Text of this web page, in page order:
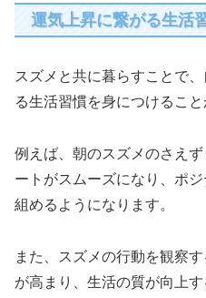
運気上昇に繋がる生活
スズメと共に暮らすことで
る生活習慣を身につけること
例えば、朝のスズメのさえ
ートがスムーズになり、ポ
組めるようになります。
また、スズメの行動を観察
が高まり、生活の質が向上す